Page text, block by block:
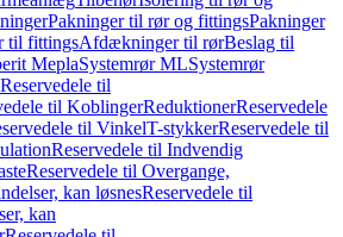
Pakninger til rør og fittingsPakninger
til fittingsAfdækninger til rørBeslag til
MeplaSystemrør MLSystemrør
Reservedele til
til KoblingerReduktionerReservedele
til VinkelT-stykkerReservedele til
Reservedele til Indvendig
Reservedele til Overgange,
kan løsnesReservedele til
kan